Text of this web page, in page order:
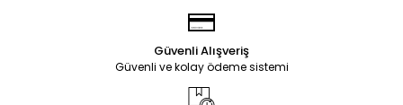
Güvenli Alışveriş
Güvenli ve kolay ödeme sistemi